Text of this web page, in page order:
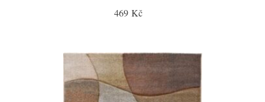
469 Kč